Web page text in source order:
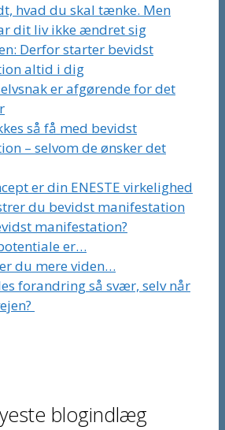
hvad du skal tænke. Men
dit liv ikke ændret sig
Derfor starter bevidst
altid i dig
er afgørende for det
så få med bevidst
– selvom de ønsker det
er din ENESTE virkelighed
du bevidst manifestation
manifestation?
er…
du mere viden…
forandring så svær, selv når
blogindlæg